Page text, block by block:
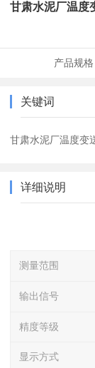
甘肃水泥厂温度
产品规格
关键词
甘肃水泥厂温度变
详细说明
测量范围
输出信号
精度等级
显示方式